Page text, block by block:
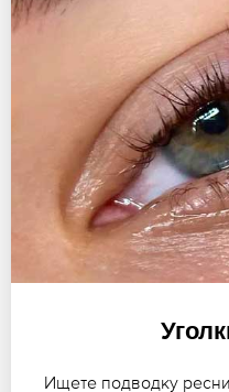
Ищете подводку